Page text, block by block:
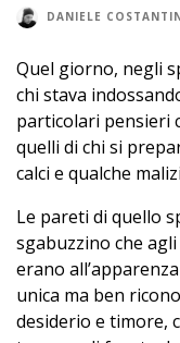
DANIELE
Quel giorno, negli
chi stava
particolari pensieri
quelli di chi si
calci e qualche
Le pareti di quello
sgabuzzino che
erano
unica ma ben
desiderio e timore,